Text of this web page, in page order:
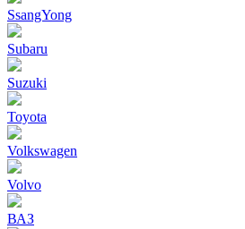
SsangYong
Subaru
Suzuki
Toyota
Volkswagen
Volvo
ВАЗ